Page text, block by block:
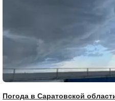
Погода в Саратовской